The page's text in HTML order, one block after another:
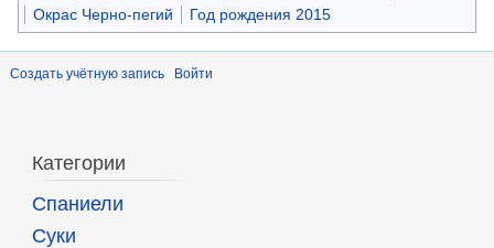
Окрас Черно-пегий
Год рождения 2015
Создать учётную запись Войти
Категории
Спаниели
Суки